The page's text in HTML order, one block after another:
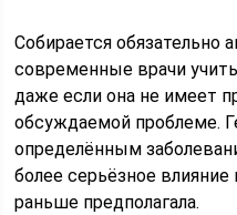
Собирается обязательно
современные врачи
даже если она не имеет
обсуждаемой проблеме.
определённым
более серьёзное
раньше предполагала.